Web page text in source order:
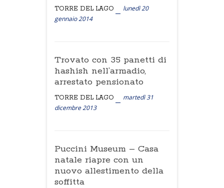
TORRE DEL LAGO
lunedì 20
gennaio 2014
Trovato con 35 panetti di
hashish nell’armadio,
arrestato pensionato
TORRE DEL LAGO
martedì 31
dicembre 2013
Puccini Museum – Casa
natale riapre con un
nuovo allestimento della
soffitta